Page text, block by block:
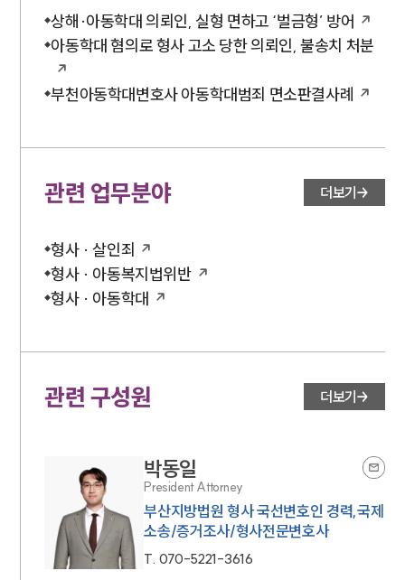
상해·아동학대 의뢰인, 실형 면하고 ‘벌금형’ 방어
아동학대 혐의로 형사 고소 당한 의뢰인, 불송치 처분
부천아동학대변호사 아동학대범죄 면소판결사례
관련 업무분야 더보기
형사 · 살인죄
형사 · 아동복지법위반
형사 · 아동학대
관련 구성원 더보기
박동일
President Attorney
부산지방법원 형사 국선변호인 경력,국제
소송/증거조사/형사전문변호사
T. 070-5221-3616